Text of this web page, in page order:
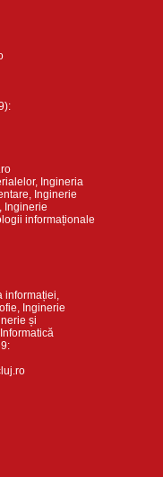
Ingineria
Inginerie
Inginerie
informaționale
informației,
Inginerie
și